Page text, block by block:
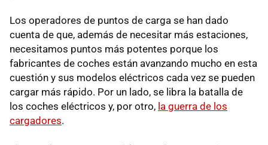
Los operadores de puntos de carga se han dado
cuenta de que, además de necesitar más estaciones,
necesitamos puntos más potentes porque los
fabricantes de coches están avanzando mucho en esta
cuestión y sus modelos eléctricos cada vez se pueden
cargar más rápido. Por un lado, se libra la batalla de
los coches eléctricos y, por otro, la guerra de los
cargadores.